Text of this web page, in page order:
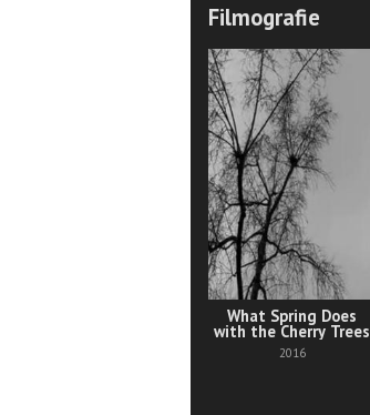
Filmografie
What Spring Does
with the Cherry Trees
2016